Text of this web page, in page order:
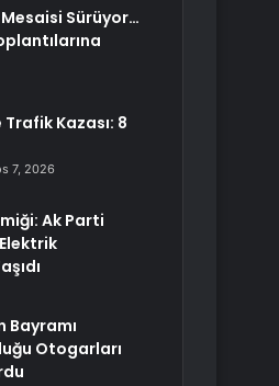
Sürüyor…
Trafik Kazası: 8
7, 2026
Ak Parti
Bayramı
Otogarları